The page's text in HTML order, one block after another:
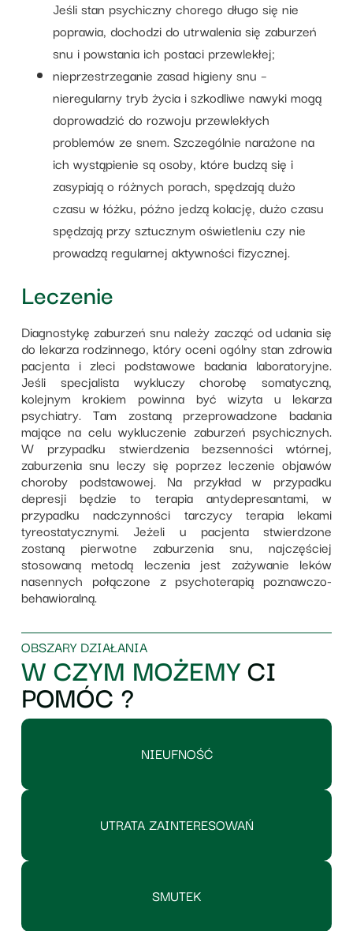
Jeśli stan psychiczny chorego długo się nie
poprawia, dochodzi do utrwalenia się zaburzeń
snu i powstania ich postaci przewlekłej;
nieprzestrzeganie zasad higieny snu –
nieregularny tryb życia i szkodliwe nawyki mogą
doprowadzić do rozwoju przewlekłych
problemów ze snem. Szczególnie narażone na
ich wystąpienie są osoby, które budzą się i
zasypiają o różnych porach, spędzają dużo
czasu w łóżku, późno jedzą kolację, dużo czasu
spędzają przy sztucznym oświetleniu czy nie
prowadzą regularnej aktywności fizycznej.
Leczenie
Diagnostykę zaburzeń snu należy zacząć od udania się
do lekarza rodzinnego, który oceni ogólny stan zdrowia
pacjenta i zleci podstawowe badania laboratoryjne.
Jeśli specjalista wykluczy chorobę somatyczną,
kolejnym krokiem powinna być wizyta u lekarza
psychiatry. Tam zostaną przeprowadzone badania
mające na celu wykluczenie zaburzeń psychicznych.
W przypadku stwierdzenia bezsenności wtórnej,
zaburzenia snu leczy się poprzez leczenie objawów
choroby podstawowej. Na przykład w przypadku
depresji będzie to terapia antydepresantami, w
przypadku nadczynności tarczycy terapia lekami
tyreostatycznymi. Jeżeli u pacjenta stwierdzone
zostaną pierwotne zaburzenia snu, najczęściej
stosowaną metodą leczenia jest zażywanie leków
nasennych połączone z psychoterapią poznawczo-
behawioralną.
OBSZARY DZIAŁANIA
W CZYM MOŻEMYCI
POMÓC ?
NIEUFNOŚĆ
UTRATA ZAINTERESOWAŃ
SMUTEK